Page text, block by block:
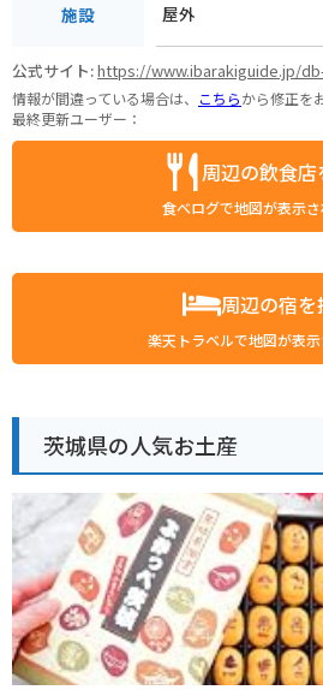
施設 屋外
公式サイト:https://www.ibarakiguide.jp/
情報が間違っている場合は、 こちらから修正を
最終更新ユーザー：
周辺の飲食店
食べログで地図が表示さ
周辺の宿を
楽天トラベルで地図が表示
茨城県の人気お土産